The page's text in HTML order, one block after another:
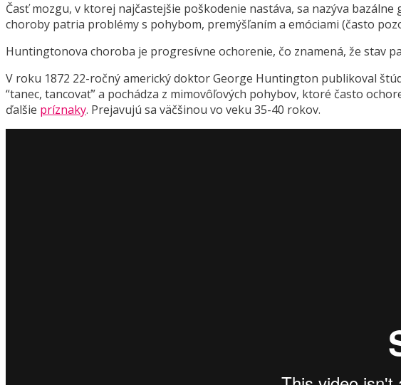
Časť mozgu, v ktorej najčastejšie poškodenie nastáva, sa nazýva
choroby patria problémy s pohybom, premýšľaním a emóciami (často
Huntingtonova choroba je progresívne ochorenie, čo znamená, že stav
V roku 1872 22-ročný americký doktor George Huntington publikoval
“tanec, tancovať” a pochádza z mimovôľových pohybov, ktoré často
ďalšie príznaky. Prejavujú sa väčšinou vo veku 35-40 rokov.